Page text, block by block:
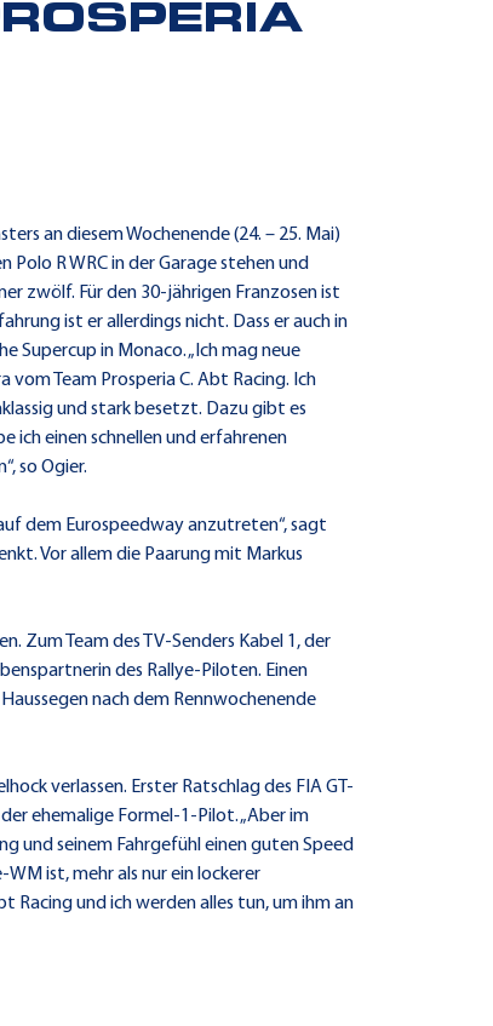
an diesem Wochenende (24. – 25. Mai)
R WRC in der Garage stehen und
zwölf. Für den 30-jährigen Franzosen ist
ist er allerdings nicht. Dass er auch in
Supercup in Monaco. „Ich mag neue
Team Prosperia C. Abt Racing. Ich
und stark besetzt. Dazu gibt es
ich einen schnellen und erfahrenen
so Ogier.
dem Eurospeedway anzutreten“, sagt
Vor allem die Paarung mit Markus
Zum Team des TV-Senders Kabel 1, der
des Rallye-Piloten. Einen
nach dem Rennwochenende
verlassen. Erster Ratschlag des FIA GT-
ehemalige Formel-1-Pilot. „Aber im
und seinem Fahrgefühl einen guten Speed
WM ist, mehr als nur ein lockerer
Racing und ich werden alles tun, um ihm an